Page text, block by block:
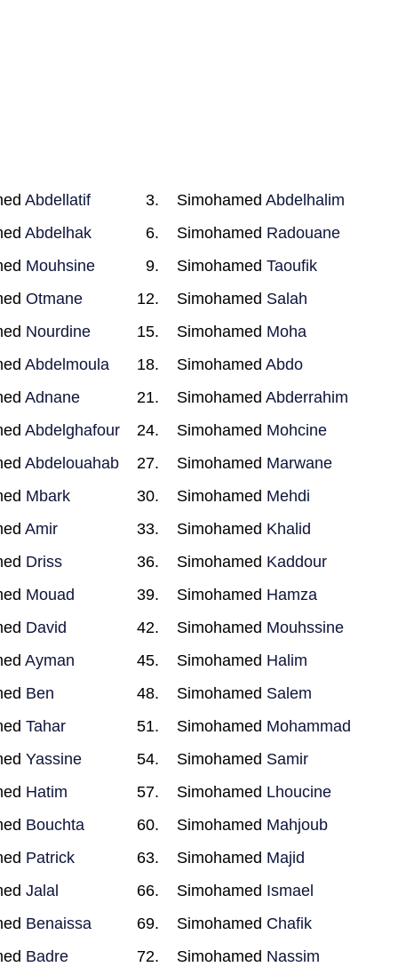
Abdellatif SimohamedAbdelhalim
Abdelhak Simohamed Radouane
Mouhsine SimohamedTaoufik
Otmane Simohamed Salah
Nourdine Simohamed Moha
Abdelmoula SimohamedAbdo
Adnane SimohamedAbderrahim
Abdelghafour Simohamed Mohcine
Abdelouahab Simohamed Marwane
Mbark Simohamed Mehdi
Amir Simohamed Khalid
Driss Simohamed Kaddour
Mouad Simohamed Hamza
David Simohamed Mouhssine
Ayman Simohamed Halim
Ben Simohamed Salem
Tahar Simohamed Mohammad
Yassine Simohamed Samir
Hatim Simohamed Lhoucine
Bouchta Simohamed Mahjoub
Patrick Simohamed Majid
Jalal Simohamed Ismael
Benaissa Simohamed Chafik
Badre Simohamed Nassim